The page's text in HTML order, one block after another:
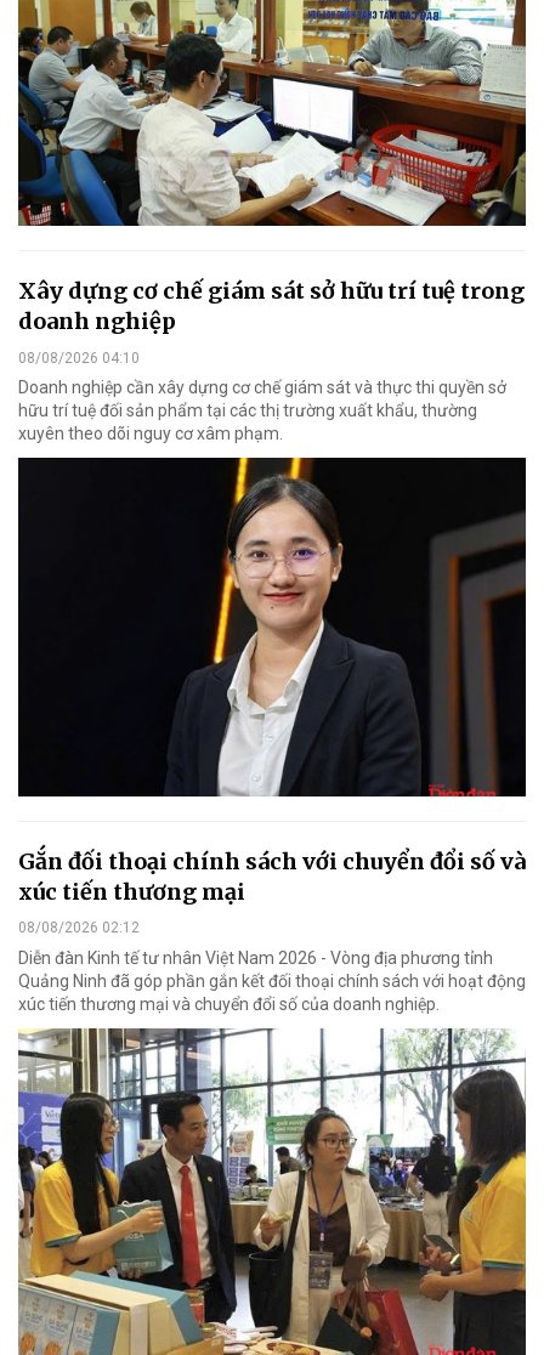
Xây dựng cơ chế giám sát sở hữu trí tuệ trong
doanh nghiệp
08/08/2026 04:10
Doanh nghiệp cần xây dựng cơ chế giám sát và thực thi quyền sở
hữu trí tuệ đối sản phẩm tại các thị trường xuất khẩu, thường
xuyên theo dõi nguy cơ xâm phạm.
Gắn đối thoại chính sách với chuyển đổi số và
xúc tiến thương mại
08/08/2026 02:12
Diễn đàn Kinh tế tư nhân Việt Nam 2026 - Vòng địa phương tỉnh
Quảng Ninh đã góp phần gắn kết đối thoại chính sách với hoạt động
xúc tiến thương mại và chuyển đổi số của doanh nghiệp.